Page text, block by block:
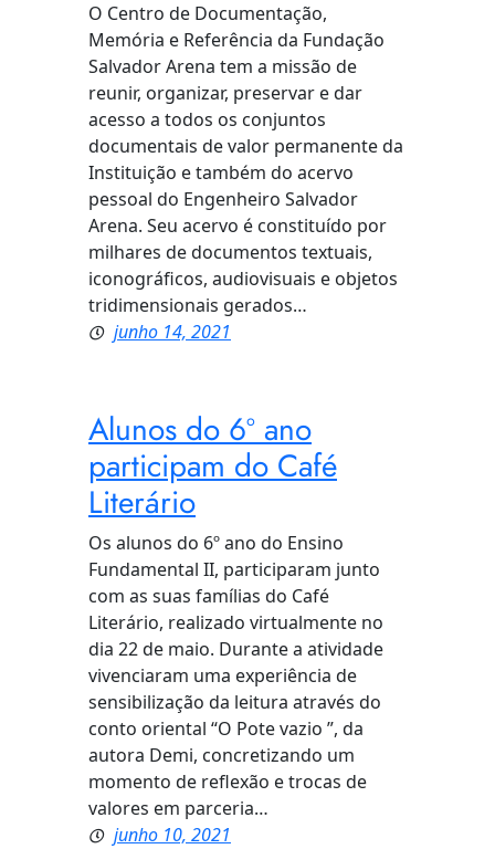
O Centro de Documentação,
Memória e Referência da Fundação
Salvador Arena tem a missão de
reunir, organizar, preservar e dar
acesso a todos os conjuntos
documentais de valor permanente da
Instituição e também do acervo
pessoal do Engenheiro Salvador
Arena. Seu acervo é constituído por
milhares de documentos textuais,
iconográficos, audiovisuais e objetos
tridimensionais gerados…
junho 14, 2021
Alunos do 6º ano
participam do Café
Literário
Os alunos do 6º ano do Ensino
Fundamental II, participaram junto
com as suas famílias do Café
Literário, realizado virtualmente no
dia 22 de maio. Durante a atividade
vivenciaram uma experiência de
sensibilização da leitura através do
conto oriental “O Pote vazio ”, da
autora Demi, concretizando um
momento de reflexão e trocas de
valores em parceria…
junho 10, 2021